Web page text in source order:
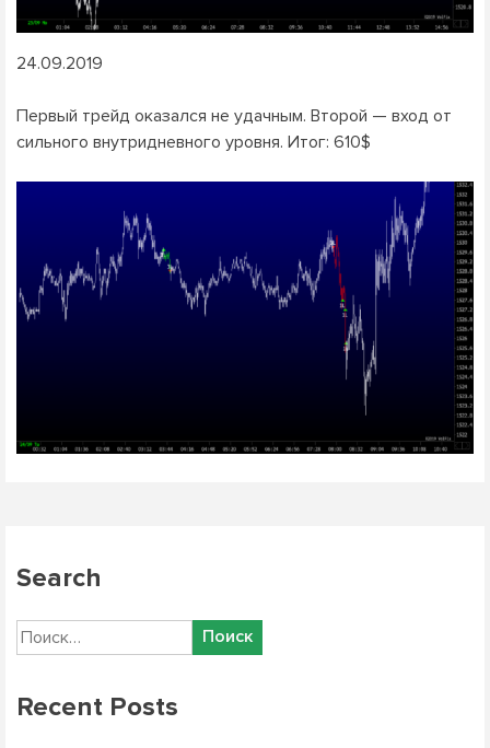
24.09.2019
Первый трейд оказался не удачным. Второй — вход от
сильного внутридневного уровня. Итог: 610$
Search
Найти:
Recent Posts